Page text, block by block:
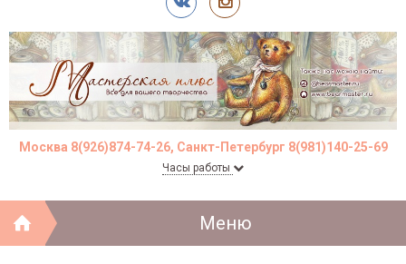
Москва 8(926)874-74-26, Санкт-Петербург 8(981)140-25-69
Часы работы
Меню